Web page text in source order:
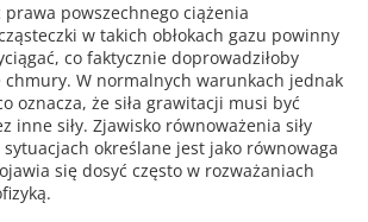
prawa powszechnego ciążenia
w takich obłokach gazu powinny
co faktycznie doprowadziłoby
W normalnych warunkach jednak
oznacza, że siła grawitacji musi być
inne siły. Zjawisko równoważenia siły
określane jest jako równowaga
się dosyć często w rozważaniach